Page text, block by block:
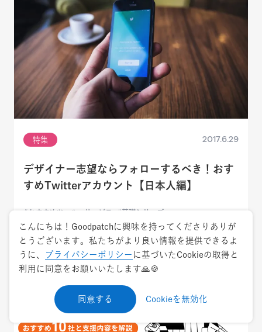
特集 2017.6.29
デザイナー志望ならフォローするべき！おす
すめTwitterアカウント【日本人編】
おすすめツール・サービス 基礎シリーズ
こんにちは！Goodpatchに興味を持ってくださりありが
とうございます。私たちがより良い情報を提供できるよ
うに、
プライバシーポリシー に基づいたCookieの取得と
利用に同意をお願いいたします🙏🍪
同意する Cookieを無効化